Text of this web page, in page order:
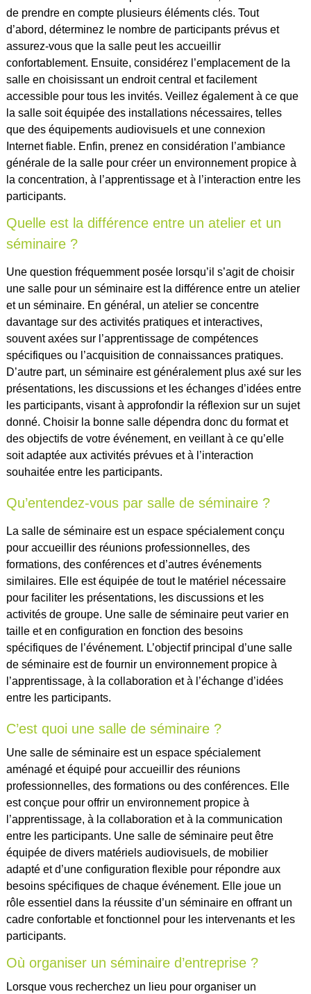
de prendre en compte plusieurs éléments clés. Tout
d’abord, déterminez le nombre de participants prévus et
assurez-vous que la salle peut les accueillir
confortablement. Ensuite, considérez l’emplacement de la
salle en choisissant un endroit central et facilement
accessible pour tous les invités. Veillez également à ce que
la salle soit équipée des installations nécessaires, telles
que des équipements audiovisuels et une connexion
Internet fiable. Enfin, prenez en considération l’ambiance
générale de la salle pour créer un environnement propice à
la concentration, à l’apprentissage et à l’interaction entre les
participants.
Quelle est la différence entre un atelier et un
séminaire ?
Une question fréquemment posée lorsqu’il s’agit de choisir
une salle pour un séminaire est la différence entre un atelier
et un séminaire. En général, un atelier se concentre
davantage sur des activités pratiques et interactives,
souvent axées sur l’apprentissage de compétences
spécifiques ou l’acquisition de connaissances pratiques.
D’autre part, un séminaire est généralement plus axé sur les
présentations, les discussions et les échanges d’idées entre
les participants, visant à approfondir la réflexion sur un sujet
donné. Choisir la bonne salle dépendra donc du format et
des objectifs de votre événement, en veillant à ce qu’elle
soit adaptée aux activités prévues et à l’interaction
souhaitée entre les participants.
Qu’entendez-vous par salle de séminaire ?
La salle de séminaire est un espace spécialement conçu
pour accueillir des réunions professionnelles, des
formations, des conférences et d’autres événements
similaires. Elle est équipée de tout le matériel nécessaire
pour faciliter les présentations, les discussions et les
activités de groupe. Une salle de séminaire peut varier en
taille et en configuration en fonction des besoins
spécifiques de l’événement. L’objectif principal d’une salle
de séminaire est de fournir un environnement propice à
l’apprentissage, à la collaboration et à l’échange d’idées
entre les participants.
C’est quoi une salle de séminaire ?
Une salle de séminaire est un espace spécialement
aménagé et équipé pour accueillir des réunions
professionnelles, des formations ou des conférences. Elle
est conçue pour offrir un environnement propice à
l’apprentissage, à la collaboration et à la communication
entre les participants. Une salle de séminaire peut être
équipée de divers matériels audiovisuels, de mobilier
adapté et d’une configuration flexible pour répondre aux
besoins spécifiques de chaque événement. Elle joue un
rôle essentiel dans la réussite d’un séminaire en offrant un
cadre confortable et fonctionnel pour les intervenants et les
participants.
Où organiser un séminaire d’entreprise ?
Lorsque vous recherchez un lieu pour organiser un